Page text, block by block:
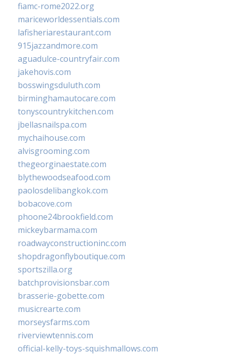
fiamc-rome2022.org
mariceworldessentials.com
lafisheriarestaurant.com
915jazzandmore.com
aguadulce-countryfair.com
jakehovis.com
bosswingsduluth.com
birminghamautocare.com
tonyscountrykitchen.com
jbellasnailspa.com
mychaihouse.com
alvisgrooming.com
thegeorginaestate.com
blythewoodseafood.com
paolosdelibangkok.com
bobacove.com
phoone24brookfield.com
mickeybarmama.com
roadwayconstructioninc.com
shopdragonflyboutique.com
sportszilla.org
batchprovisionsbar.com
brasserie-gobette.com
musicrearte.com
morseysfarms.com
riverviewtennis.com
official-kelly-toys-squishmallows.com